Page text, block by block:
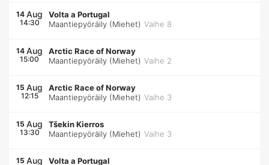
14 Aug
14:30
Volta a Portugal
Maantiepyöräily (Miehet) Vaihe 8
14 Aug
15:00
Arctic Race of Norway
Maantiepyöräily (Miehet) Vaihe 2
15 Aug
12:15
Arctic Race of Norway
Maantiepyöräily (Miehet) Vaihe 3
15 Aug
13:30
Tšekin Kierros
Maantiepyöräily (Miehet) Vaihe 3
15 Aug
Volta a Portugal